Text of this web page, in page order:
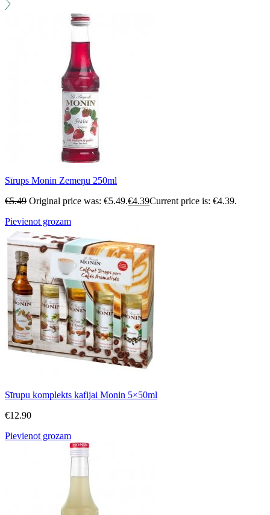
Sīrups Monin Zemeņu 250ml
€5.49 Original price was: €5.49.€4.39Current price is: €4.39.
Pievienot grozam
Sīrupu komplekts kafijai Monin 5×50ml
€12.90
Pievienot grozam